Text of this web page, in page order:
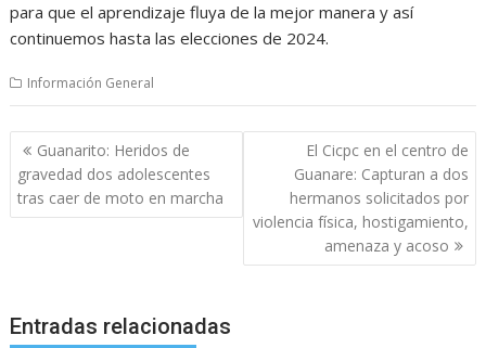
para que el aprendizaje fluya de la mejor manera y así
continuemos hasta las elecciones de 2024.
Información General
Navegación
de
entradas
Guanarito: Heridos de
gravedad dos adolescentes
tras caer de moto en marcha
El Cicpc en el centro de
Guanare: Capturan a dos
hermanos solicitados por
violencia física, hostigamiento,
amenaza y acoso
Entradas relacionadas